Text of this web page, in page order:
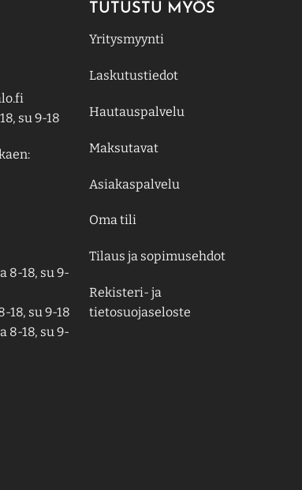
su 9-18
8-18, su 9-
18, su 9-18
8-18, su 9-
TUTUSTU MYÖS
Yritysmyynti
Laskutustiedot
Hautauspalvelu
Maksutavat
Asiakaspalvelu
Oma tili
Tilaus ja sopimusehdot
Rekisteri- ja
tietosuojaseloste